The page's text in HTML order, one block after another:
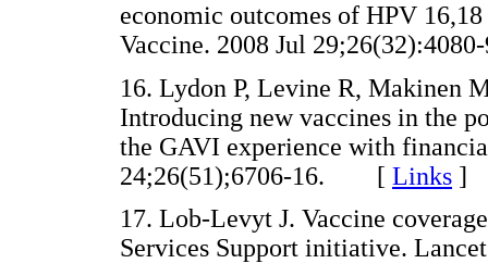
economic outcomes of HPV
Vaccine. 2008 Jul
16. Lydon P, Levine R, Makinen
Introducing new vaccines in the
the GAVI experience with
24;26(51);6706-16. [ Links ]
17. Lob-Levyt J. Vaccine
Services Support initiative.